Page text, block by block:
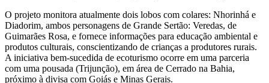
O projeto monitora atualmente dois lobos com colares: Nhorinhá e
Diadorim, ambos personagens de Grande Sertão: Veredas, de
Guimarães Rosa, e fornece informações para educação ambiental e
produtos culturais, conscientizando de crianças a produtores rurais.
A iniciativa bem-sucedida de ecoturismo ocorre em uma parceria
com uma pousada (Trijunção), em área de Cerrado na Bahia,
próximo à divisa com Goiás e Minas Gerais.